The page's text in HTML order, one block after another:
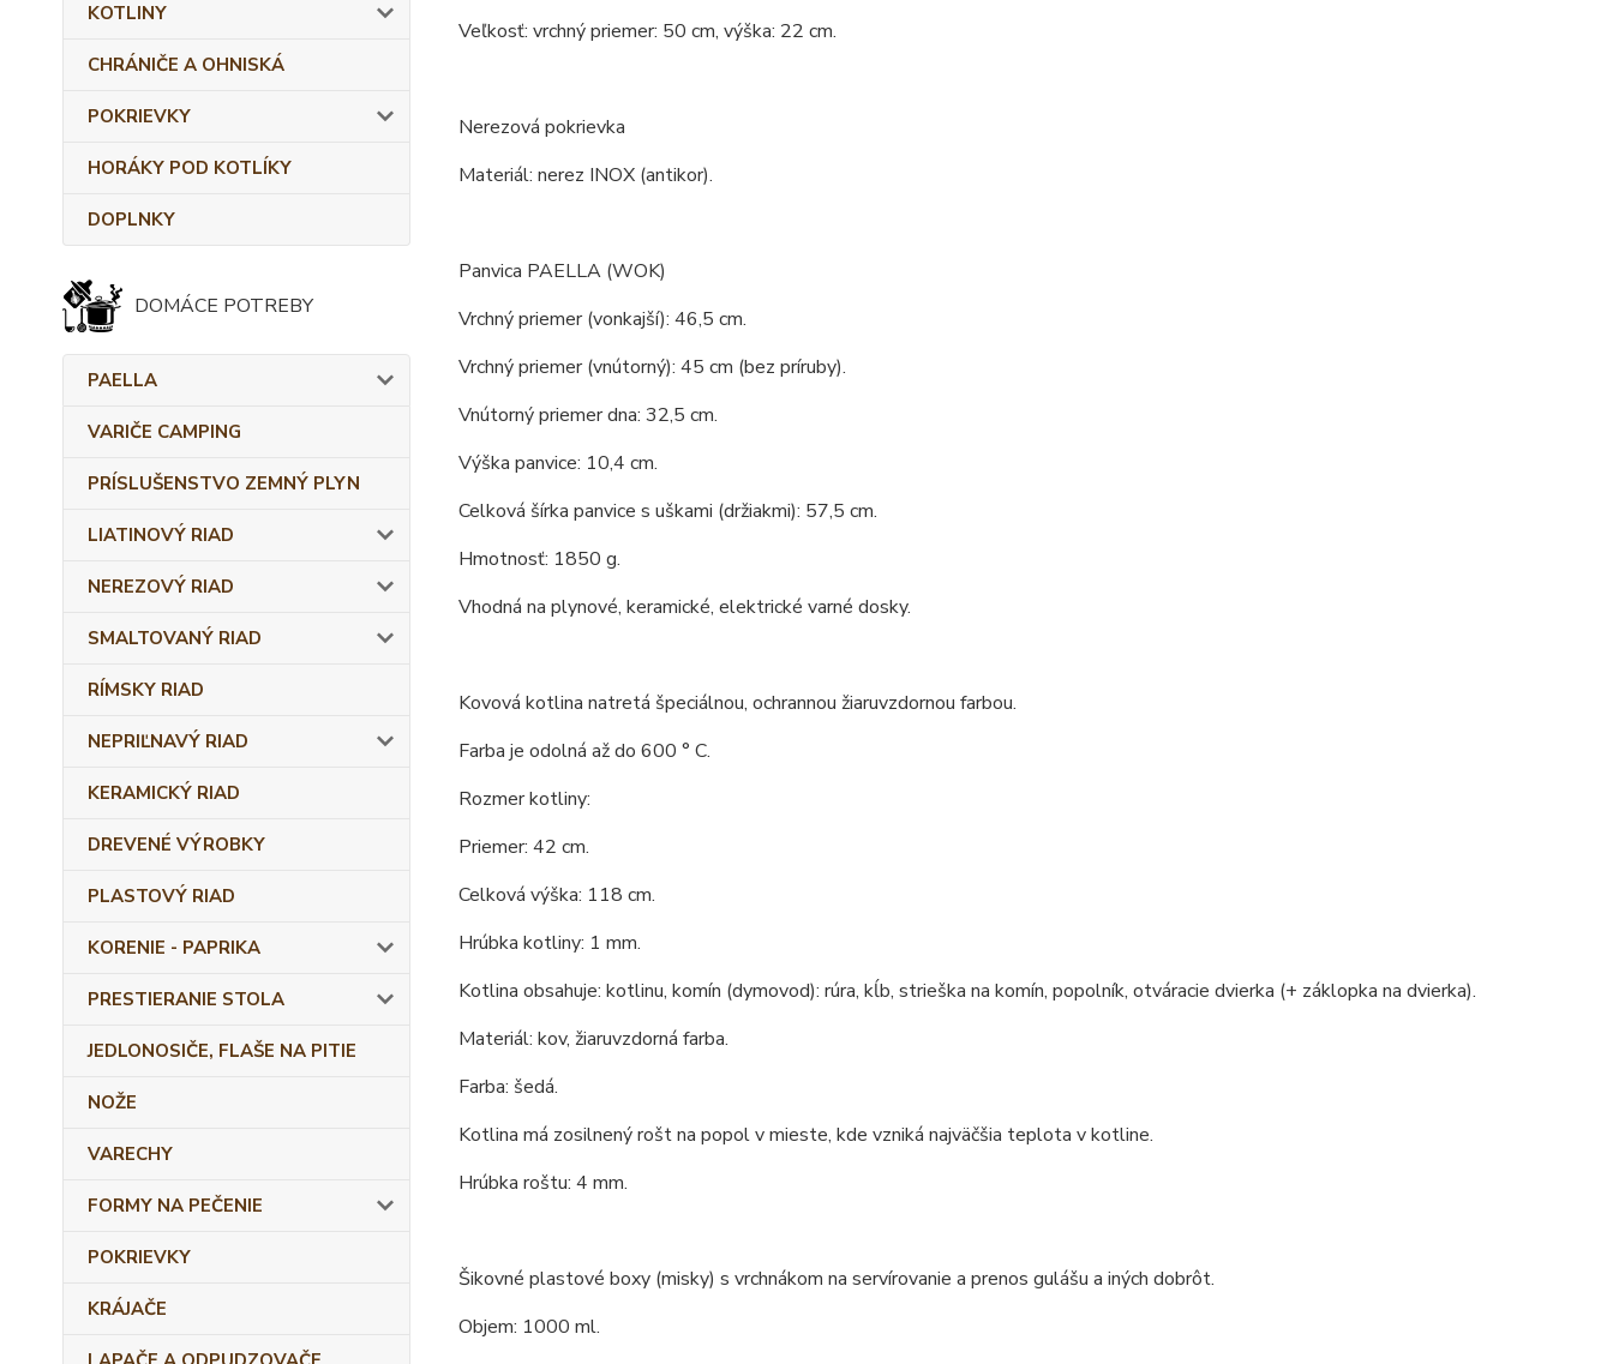
KOTLINY
CHRÁNIČE A OHNISKÁ
POKRIEVKY
HORÁKY POD KOTLÍKY
DOPLNKY
DOMÁCE POTREBY
PAELLA
VARIČE CAMPING
PRÍSLUŠENSTVO ZEMNÝ PLYN
LIATINOVÝ RIAD
NEREZOVÝ RIAD
SMALTOVANÝ RIAD
RÍMSKY RIAD
NEPRIĽNAVÝ RIAD
KERAMICKÝ RIAD
DREVENÉ VÝROBKY
PLASTOVÝ RIAD
KORENIE - PAPRIKA
PRESTIERANIE STOLA
JEDLONOSIČE, FLAŠE NA PITIE
NOŽE
VARECHY
FORMY NA PEČENIE
POKRIEVKY
KRÁJAČE
Veľkosť: vrchný priemer: 50 cm, výška: 22 cm.
Nerezová pokrievka
Materiál: nerez INOX (antikor).
Panvica PAELLA (WOK)
Vrchný priemer (vonkajší): 46,5 cm.
Vrchný priemer (vnútorný): 45 cm (bez príruby).
Vnútorný priemer dna: 32,5 cm.
Výška panvice: 10,4 cm.
Celková šírka panvice s uškami (držiakmi): 57,5 cm.
Hmotnosť: 1850 g.
Vhodná na plynové, keramické, elektrické varné dosky.
Kovová kotlina natretá špeciálnou, ochrannou žiaruvzdornou farbou.
Farba je odolná až do 600 ° C.
Rozmer kotliny:
Priemer: 42 cm.
Celková výška: 118 cm.
Hrúbka kotliny: 1 mm.
Kotlina obsahuje: kotlinu, komín (dymovod): rúra, kĺb, strieška na komín, popolník, otváracie dvierka (+ záklopka na dvierka).
Materiál: kov, žiaruvzdorná farba.
Farba: šedá.
Kotlina má zosilnený rošt na popol v mieste, kde vzniká najväčšia teplota v kotline.
Hrúbka roštu: 4 mm.
Šikovné plastové boxy (misky) s vrchnákom na servírovanie a prenos gulášu a iných dobrôt.
Objem: 1000 ml.